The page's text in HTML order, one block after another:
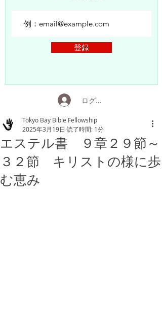
登録
ログイン
エステル書 ９章２９節～
３２節 キリストの様に歩
む恵み
Tokyo Bay Bible Fellowship
2025年3月19日 読了時間: 1分